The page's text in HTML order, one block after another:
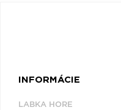
INFORMÁCIE
LABKA HORE